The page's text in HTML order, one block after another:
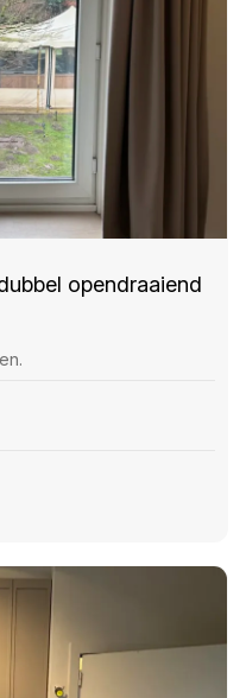
opendraaiend